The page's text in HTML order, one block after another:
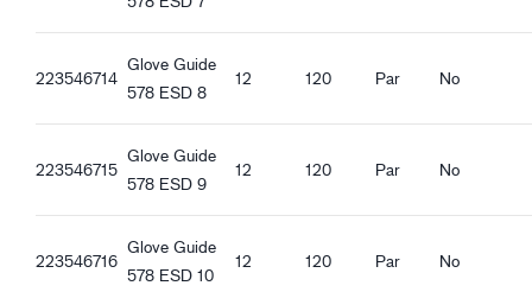
Características ergonómicas
Corte ajustado
Transpirable
Cuello de punto
Función de pantalla táctil
Buen agarre en seco
Buen agarre con aceite
223546714
Glove Guide
578 ESD 8
12 120 Par No
223546715
Glove Guide
578 ESD 9
12 120 Par No
223546716
Glove Guide
578 ESD 10
12 120 Par No